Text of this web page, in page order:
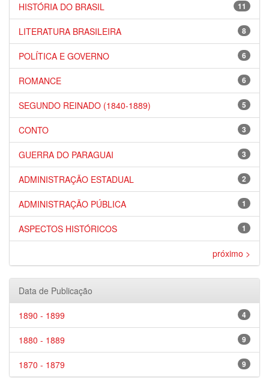
11
HISTÓRIA DO BRASIL
8
LITERATURA BRASILEIRA
6
POLÍTICA E GOVERNO
6
ROMANCE
5
SEGUNDO REINADO (1840-1889)
3
CONTO
3
GUERRA DO PARAGUAI
2
ADMINISTRAÇÃO ESTADUAL
1
ADMINISTRAÇÃO PÚBLICA
1
ASPECTOS HISTÓRICOS
próximo >
Data de Publicação
4
1890 - 1899
9
1880 - 1889
9
1870 - 1879